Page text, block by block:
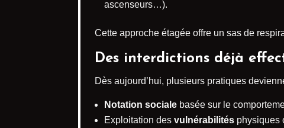
ascenseurs…).
Cette approche étagée offre un sas de
Des interdictions déjà
Dès aujourd’hui, plusieurs pratiques
Notation sociale basée sur le
Exploitation des vulnérabilités physiques